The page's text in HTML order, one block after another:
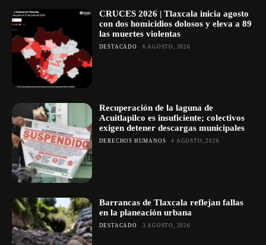
CRUCES 2026 | Tlaxcala inicia agosto
con dos homicidios dolosos y eleva a 89
las muertes violentas
DESTACADO 6 AGOSTO, 2026
Recuperación de la laguna de
Acuitlapilco es insuficiente; colectivos
exigen detener descargas municipales
DERECHOS HUMANOS 4 AGOSTO, 2026
Barrancas de Tlaxcala reflejan fallas
en la planeación urbana
DESTACADO 3 AGOSTO, 2026